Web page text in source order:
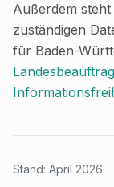
Außerdem
zuständigen
für Baden-
Stand: April 2026